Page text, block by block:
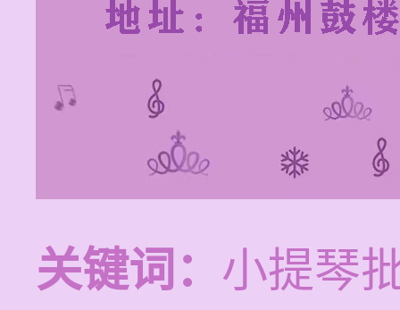
关键词： 小提琴